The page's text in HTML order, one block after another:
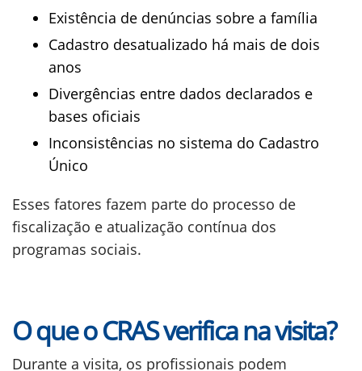
Existência de denúncias sobre a família
Cadastro desatualizado há mais de dois
anos
Divergências entre dados declarados e
bases oficiais
Inconsistências no sistema do Cadastro
Único
Esses fatores fazem parte do processo de
fiscalização e atualização contínua dos
programas sociais.
O que o CRAS verifica na visita?
Durante a visita, os profissionais podem